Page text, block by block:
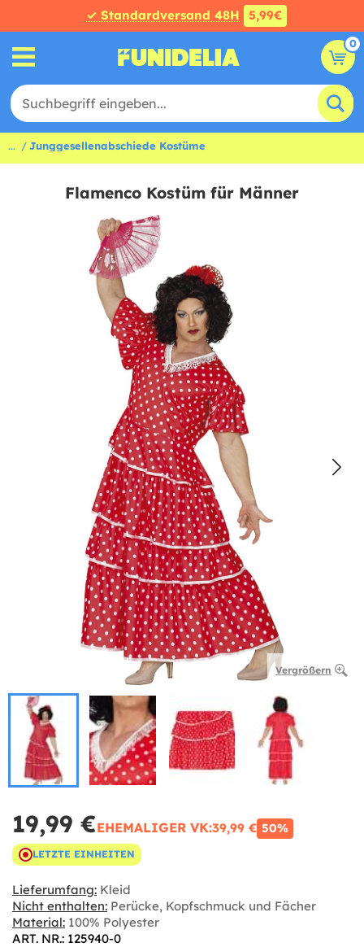
✓ Standardversand 48H 5,99€
0
... Junggesellenabschiede Kostüme
Flamenco Kostüm für Männer
Vergrößern
19,99 €EHEMALIGER VK:39,99 € 50%
LETZTE EINHEITEN
Lieferumfang: Kleid
Nicht enthalten: Perücke, Kopfschmuck und Fächer
Material: 100% Polyester
ART. NR.: 125940-0